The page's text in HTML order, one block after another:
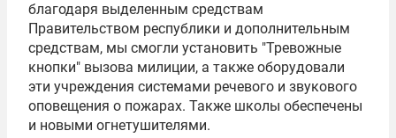
благодаря выделенным средствам
Правительством республики и дополнительным
средствам, мы смогли установить "Тревожные
кнопки" вызова милиции, а также оборудовали
эти учреждения системами речевого и звукового
оповещения о пожарах. Также школы обеспечены
и новыми огнетушителями.